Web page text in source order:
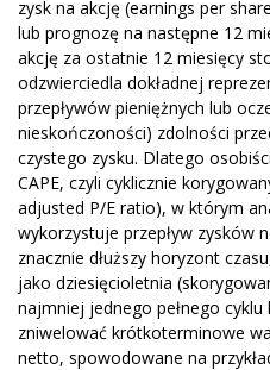
zysk na akcję (earnings per
lub prognozę na następne 12
akcję za ostatnie 12 miesięcy
odzwierciedla dokładnej
przepływów pieniężnych lub
nieskończoności) zdolności
czystego zysku. Dlatego
CAPE, czyli cyklicznie
adjusted P/E ratio), w którym
wykorzystuje przepływ zysków
znacznie dłuższy horyzont
jako dziesięcioletnia
najmniej jednego pełnego
zniwelować krótkoterminowe
netto, spowodowane na